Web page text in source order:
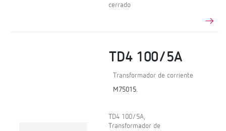
cerrado
TD4 100/5A
Transformador de corriente
M75015.
TD4 100/5A,
Transformador de